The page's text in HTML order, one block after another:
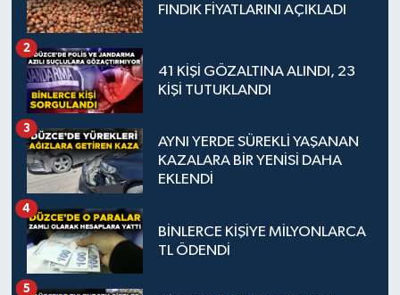
FINDIK FİYATLARINI AÇIKLADI
41 KİŞİ GÖZALTINA ALINDI, 23
KİŞİ TUTUKLANDI
2
AYNI YERDE SÜREKLİ YAŞANAN
KAZALARA BİR YENİSİ DAHA
EKLENDİ
3
BİNLERCE KİŞİYE MİLYONLARCA
TL ÖDENDİ
4
5